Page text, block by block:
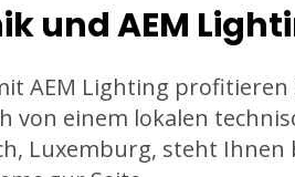
und AEM
AEM Lighting
von einem lokalen
Luxemburg, steht